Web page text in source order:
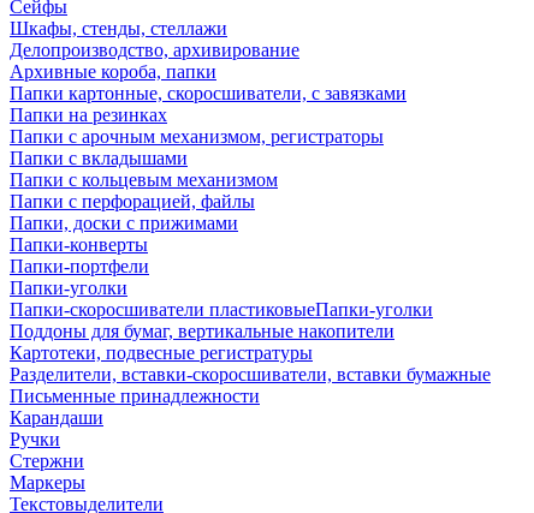
Сейфы
Шкафы, стенды, стеллажи
Делопроизводство, архивирование
Архивные короба, папки
Папки картонные, скоросшиватели, с завязками
Папки на резинках
Папки с арочным механизмом, регистраторы
Папки с вкладышами
Папки с кольцевым механизмом
Папки с перфорацией, файлы
Папки, доски с прижимами
Папки-конверты
Папки-портфели
Папки-уголки
Папки-скоросшиватели пластиковыеПапки-уголки
Поддоны для бумаг, вертикальные накопители
Картотеки, подвесные регистратуры
Разделители, вставки-скоросшиватели, вставки бумажные
Письменные принадлежности
Карандаши
Ручки
Стержни
Маркеры
Текстовыделители